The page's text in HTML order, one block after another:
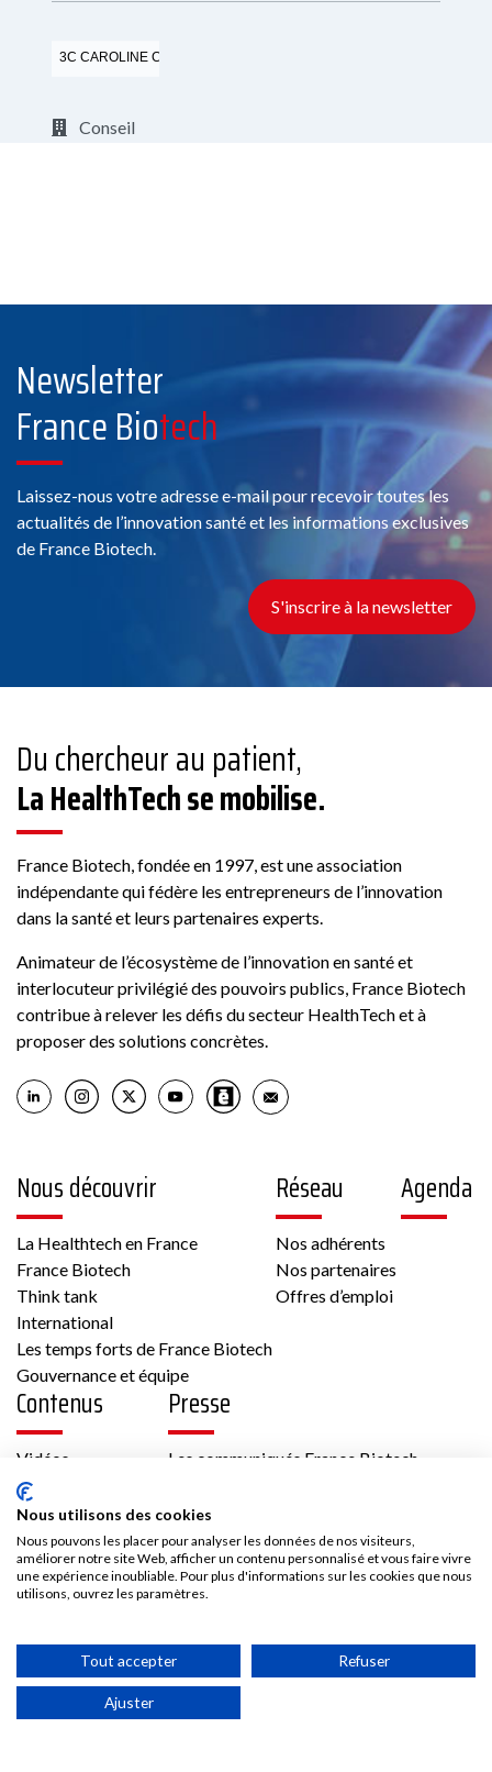
3C CAROLINE COACH CONSEIL
Conseil
11 Chemin de Phialeix, 63970 Aydat
Voir la fiche
Conseil
Voir la fiche
Biotech
Autre, Culture cellulaire
Voir la fiche
33 43 av Georges Pompidou 31130 Balma
France
Cardiologie/Vasculaire, Métabolisme,
Newsletter
France Biotech
Laissez-nous votre adresse e-mail pour recevoir toutes les
actualités de l’innovation santé et les informations exclusives
de France Biotech.
S'inscrire à la newsletter
Du chercheur au patient,
La HealthTech se mobilise.
France Biotech, fondée en 1997, est une association
indépendante qui fédère les entrepreneurs de l’innovation
dans la santé et leurs partenaires experts.
Animateur de l’écosystème de l’innovation en santé et
interlocuteur privilégié des pouvoirs publics, France Biotech
contribue à relever les défis du secteur HealthTech et à
proposer des solutions concrètes.
Nous découvrir
La Healthtech en France
France Biotech
Think tank
International
Les temps forts de France Biotech
Gouvernance et équipe
Réseau
Nos adhérents
Nos partenaires
Offres d’emploi
Agenda
Contenus
Vidéos
Publications
Presse
Les communiqués France Biotech
Kit médias
Nous rejoindre
Adhésion
Accès adhérent
Nous utilisons des cookies
Nous pouvons les placer pour analyser les données de nos visiteurs,
améliorer notre site Web, afficher un contenu personnalisé et vous faire vivre
une expérience inoubliable. Pour plus d'informations sur les cookies que nous
utilisons, ouvrez les paramètres.
Tout accepter Refuser
Ajuster